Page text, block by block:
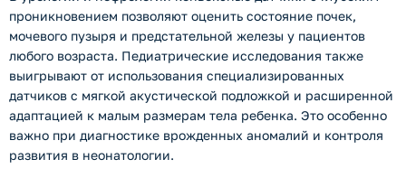
проникновением позволяют оценить состояние почек,
мочевого пузыря и предстательной железы у пациентов
любого возраста. Педиатрические исследования также
выигрывают от использования специализированных
датчиков с мягкой акустической подложкой и расширенной
адаптацией к малым размерам тела ребенка. Это особенно
важно при диагностике врожденных аномалий и контроля
развития в неонатологии.